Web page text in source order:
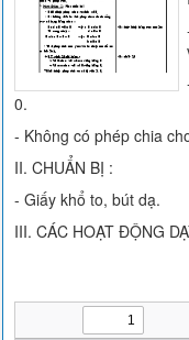
0.
- Không có phép chia
II. CHUẨN BỊ :
- Giấy khổ to, bút dạ.
III. CÁC HOẠT ĐỘNG